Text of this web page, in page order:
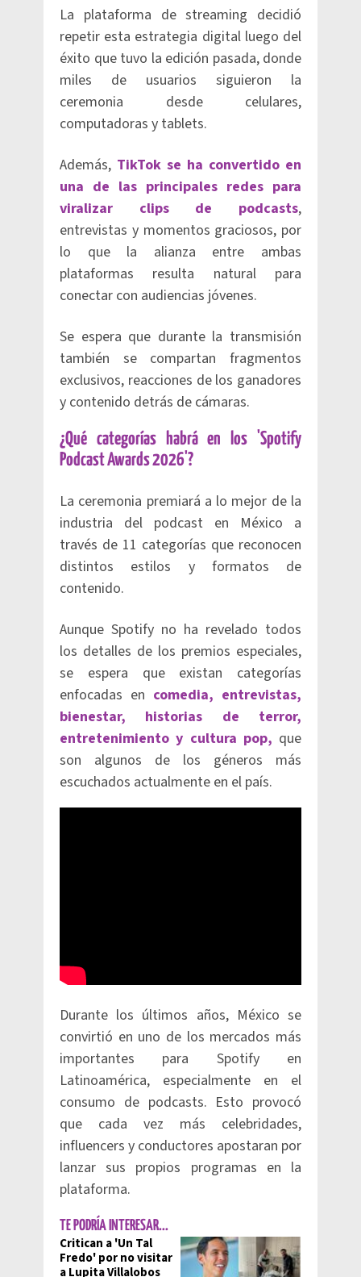
La plataforma de streaming decidió
repetir esta estrategia digital luego del
éxito que tuvo la edición pasada, donde
miles de usuarios siguieron la
ceremonia desde celulares,
computadoras y tablets.
Además, TikTok se ha convertido en
una de las principales redes para
viralizar clips de podcasts,
entrevistas y momentos graciosos, por
lo que la alianza entre ambas
plataformas resulta natural para
conectar con audiencias jóvenes.
Se espera que durante la transmisión
también se compartan fragmentos
exclusivos, reacciones de los ganadores
y contenido detrás de cámaras.
¿Qué categorías habrá en los 'Spotify
Podcast Awards 2026'?
La ceremonia premiará a lo mejor de la
industria del podcast en México a
través de 11 categorías que reconocen
distintos estilos y formatos de
contenido.
Aunque Spotify no ha revelado todos
los detalles de los premios especiales,
se espera que existan categorías
enfocadas en comedia, entrevistas,
bienestar, historias de terror,
entretenimiento y cultura pop, que
son algunos de los géneros más
escuchados actualmente en el país.
Durante los últimos años, México se
convirtió en uno de los mercados más
importantes para Spotify en
Latinoamérica, especialmente en el
consumo de podcasts. Esto provocó
que cada vez más celebridades,
influencers y conductores apostaran por
lanzar sus propios programas en la
plataforma.
TE PODRÍA INTERESAR...
Critican a 'Un Tal
Fredo' por no visitar
a Lupita Villalobos